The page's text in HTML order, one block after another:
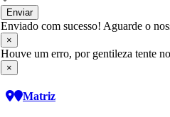
Enviar
Enviado com sucesso! Aguarde o
×
Houve um erro, por gentileza tente
×
Matriz